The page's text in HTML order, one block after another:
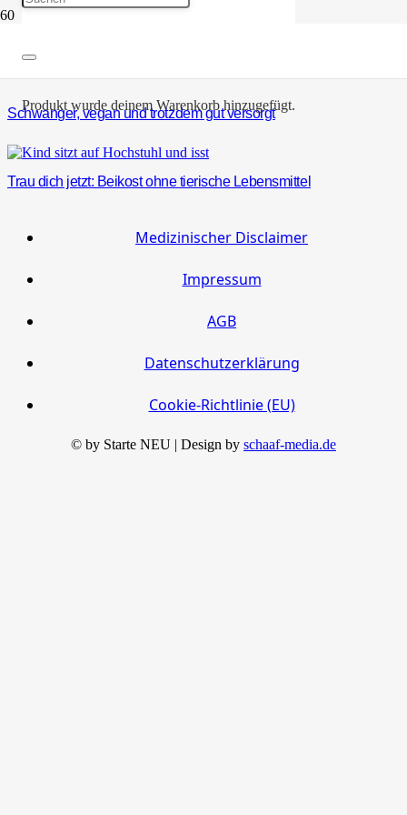
Produkt wurde deinem Warenkorb hinzugefügt.
Schwanger, vegan und trotzdem gut versorgt
Trau dich jetzt: Beikost ohne tierische Lebensmittel
Medizinischer Disclaimer
Impressum
AGB
Datenschutzerklärung
Cookie-Richtlinie (EU)
© by Starte NEU | Design by schaaf-media.de